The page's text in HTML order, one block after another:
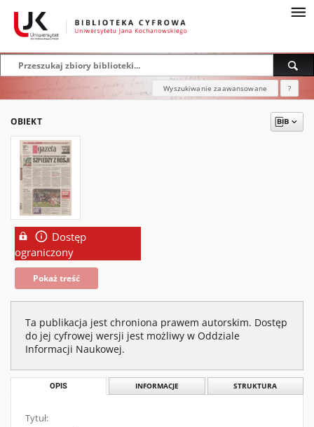
Wyszukiwanie zaawansowane ?
OBIEKT
Dostęp
ograniczony
Pokaż treść
Ta publikacja jest chroniona prawem autorskim. Dostęp
do jej cyfrowej wersji jest możliwy w Oddziale
Informacji Naukowej.
OPIS INFORMACJE STRUKTURA
Tytuł: